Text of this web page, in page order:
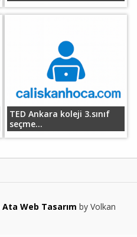
TED Ankara koleji 3.sınıf
seçme...
Ata Web Tasarım by Volkan